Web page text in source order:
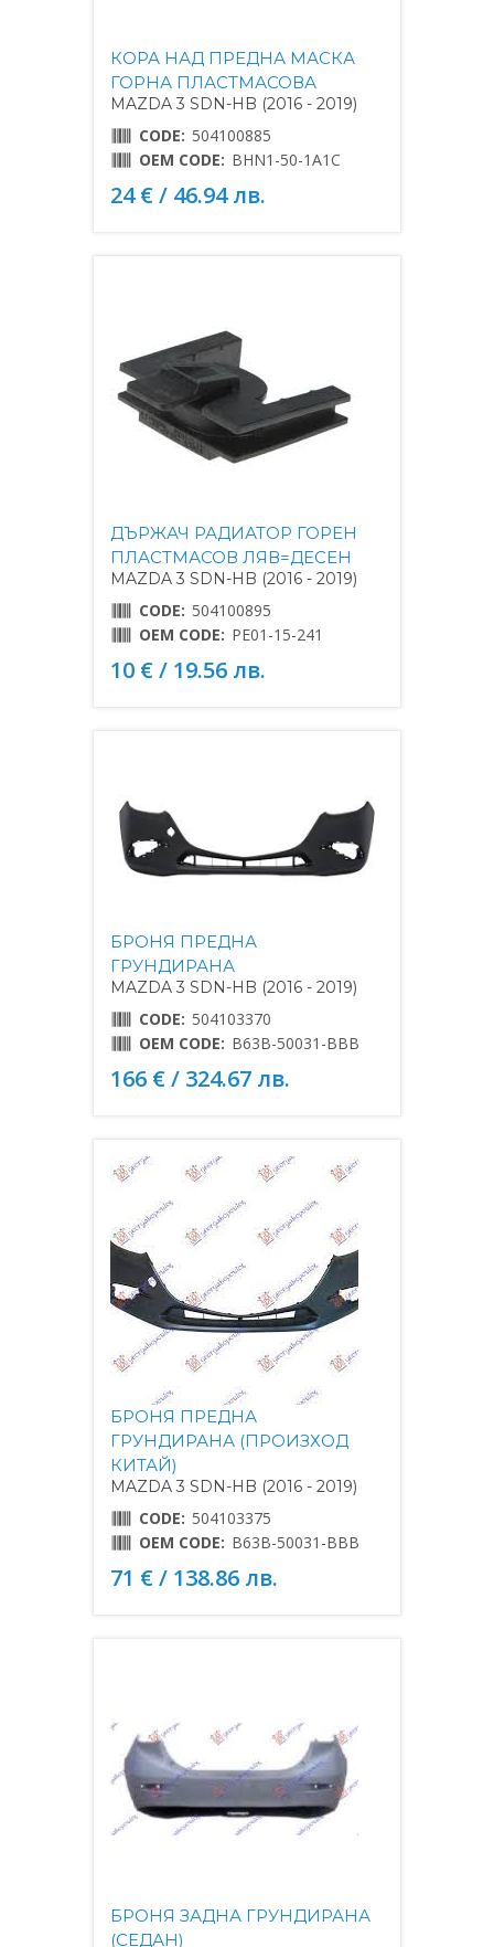
КОРА НАД ПРЕДНА МАСКА
ГОРНА ПЛАСТМАСОВА
MAZDA 3 SDN-HB (2016 - 2019)
CODE: 504100885
OEM CODE: BHN1-50-1A1C
24 € / 46.94 лв.
ДЪРЖАЧ РАДИАТОР ГОРЕН
ПЛАСТМАСОВ ЛЯВ=ДЕСЕН
MAZDA 3 SDN-HB (2016 - 2019)
CODE: 504100895
OEM CODE: PE01-15-241
10 € / 19.56 лв.
БРОНЯ ПРЕДНА
ГРУНДИРАНА
MAZDA 3 SDN-HB (2016 - 2019)
CODE: 504103370
OEM CODE: B63B-50031-BBB
166 € / 324.67 лв.
БРОНЯ ПРЕДНА
ГРУНДИРАНА (ПРОИЗХОД
КИТАЙ)
MAZDA 3 SDN-HB (2016 - 2019)
CODE: 504103375
OEM CODE: B63B-50031-BBB
71 € / 138.86 лв.
БРОНЯ ЗАДНА ГРУНДИРАНА
(СЕДАН)